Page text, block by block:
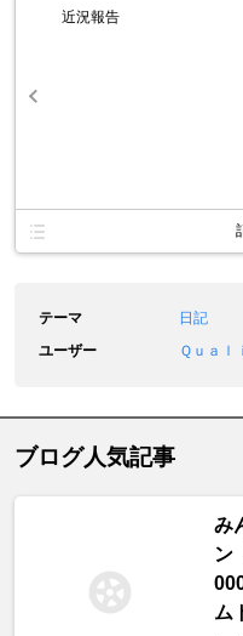
近況報告
テーマ
日記
ユーザー
Ｑｕａｌ
ブログ人気記事
み
ン
ム